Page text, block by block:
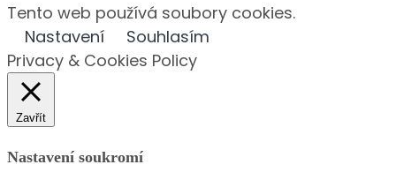
Tento web používá soubory cookies.
Nastavení
Souhlasím
Privacy & Cookies Policy
Zavřít
Nastavení soukromí